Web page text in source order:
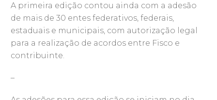
A primeira edição contou ainda com a adesão
de mais de 30 entes federativos, federais,
estaduais e municipais, com autorização legal
para a realização de acordos entre Fisco e
contribuinte.
–